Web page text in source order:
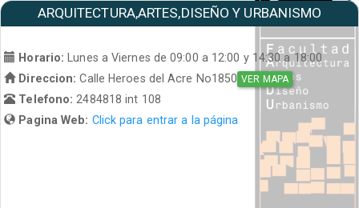
ARQUITECTURA,ARTES,DISEÑO Y URBANISMO
Horario:
Lunes a Viernes de 09:00 a 12:00 y 14:30 a 18:00
Direccion: Calle Heroes del Acre No1850 VER MAPA
Telefono: 2484818 int 108
Pagina Web: Click para entrar a la página